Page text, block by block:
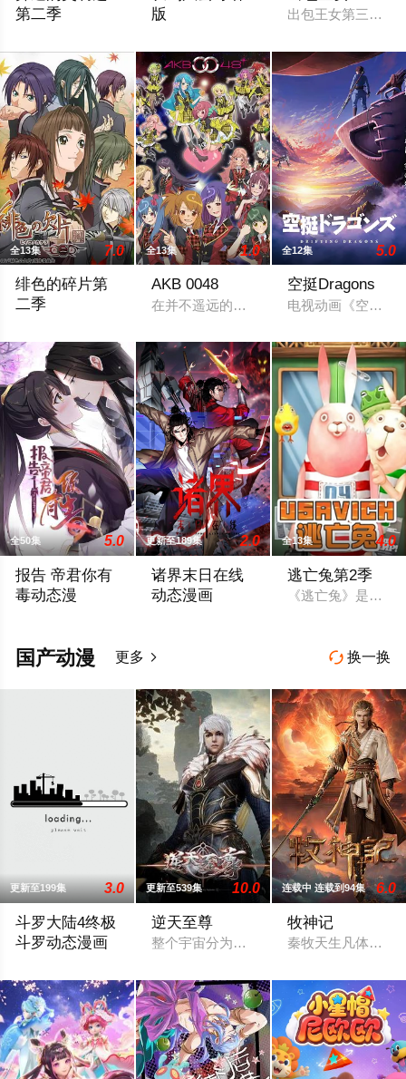
第二季
版
出包王女第三季结
全13集 7.0
绯色的碎片第
二季
全13集 1.0
AKB 0048
在并不遥远的未来，人类文明高度发达，
全12集 5.0
空挺Dragons
电视动画《空挺
全50集 5.0
报告 帝君你有
毒动态漫
更新至189集 2.0
诸界末日在线
动态漫画
全13集 4.0
逃亡兔第2季
《逃亡兔》是风
 换一换
国产动漫 更多 
更新至199集 3.0
斗罗大陆4终极
斗罗动态漫画
更新至539集 10.0
逆天至尊
整个宇宙分为域内宇宙和域外宇宙，两个
连载中 连载到94集 6.0
牧神记
秦牧天生凡体，历